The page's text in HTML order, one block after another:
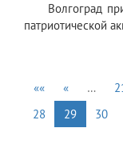
Волгоград
патриотической
«« « …
28
29 30